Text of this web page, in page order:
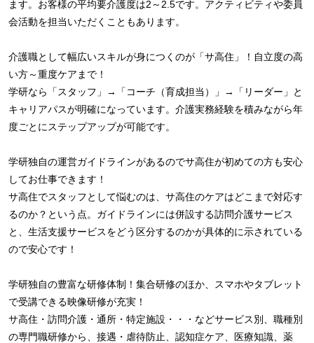
ます。お客様の平均要介護度は2～2.5です。アクティビティや委員
会活動を担当いただくこともあります。
介護職として幅広いスキルが身につくのが「サ高住」！自立度の高
い方～重度ケアまで！
学研なら「スタッフ」→「コーチ（育成担当）」→「リーダー」と
キャリアパスが明確になっています。介護実務経験を積みながら年
度ごとにステップアップが可能です。
学研独自の運営ガイドラインがあるのでサ高住が初めての方も安心
してお仕事できます！
サ高住でスタッフとして悩むのは、サ高住のケアはどこまで対応す
るのか？という点。ガイドラインには併設する訪問介護サービス
と、生活支援サービスをどう区分するのかが具体的に示されている
ので安心です！
学研独自の豊富な研修体制！集合研修のほか、スマホやタブレット
で受講できる映像研修が充実！
サ高住・訪問介護・通所・特定施設・・・などサービス別、職種別
の専門職研修から、接遇・虐待防止、認知症ケア、医療知識、薬